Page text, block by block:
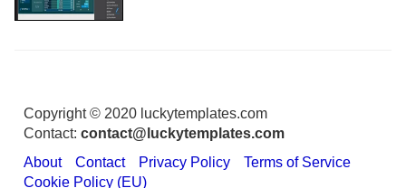
Copyright © 2020 luckytemplates.com
Contact: contact@luckytemplates.com
About
Contact Privacy Policy
Terms of Service
Cookie Policy (EU)